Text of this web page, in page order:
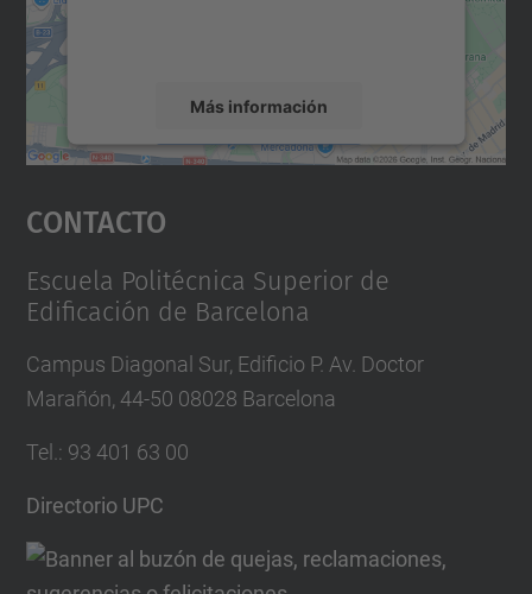
Más información
Aceptar
powered by
Contacto
Escuela Politécnica Superior de
Edificación de Barcelona
Campus Diagonal Sur, Edificio P. Av. Doctor
Marañón, 44-50 08028 Barcelona
Tel. : 93 401 63 00
Directorio UPC